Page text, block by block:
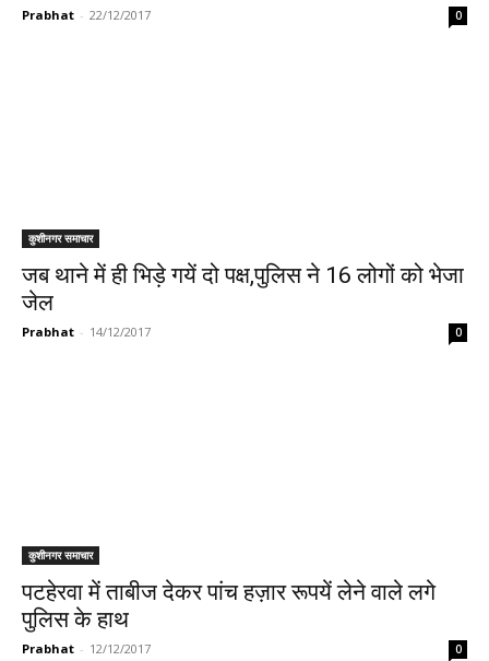
Prabhat - 22/12/2017 0
कुशीनगर समाचार
जब थाने में ही भिड़े गयें दो पक्ष,पुलिस ने 16 लोगों को भेजा
जेल
Prabhat - 14/12/2017 0
कुशीनगर समाचार
पटहेरवा में ताबीज देकर पांच हज़ार रूपयें लेने वाले लगे
पुलिस के हाथ
Prabhat - 12/12/2017 0